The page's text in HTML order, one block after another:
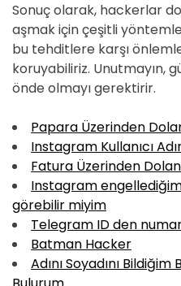
Sonuç olarak, hackerlar
aşmak için çeşitli
bu tehditlere karşı
koruyabiliriz. Unutmayın,
önde olmayı gerektirir.
Papara Üzerinden
Instagram Kullanıcı
Fatura Üzerinden
Instagram engellediğim
görebilir miyim
Telegram ID den
Batman Hacker
Adını Soyadını Bildiğim